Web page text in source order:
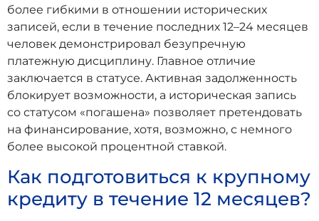
более гибкими в отношении исторических
записей, если в течение последних 12–24 месяцев
человек демонстрировал безупречную
платежную дисциплину. Главное отличие
заключается в статусе. Активная задолженность
блокирует возможности, а историческая запись
со статусом «погашена» позволяет претендовать
на финансирование, хотя, возможно, с немного
более высокой процентной ставкой.
Как подготовиться к крупному
кредиту в течение 12 месяцев?